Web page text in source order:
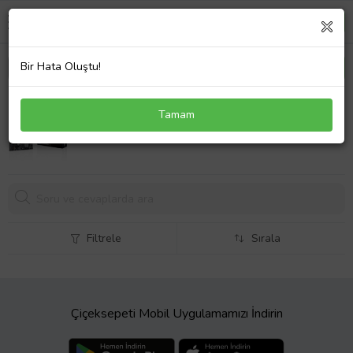
ASUS PRIME H510M-F R3.0 DDR4 HDMI PCIE 3.0
3707,46 TL
Filtrele Sırala
Çiçeksepeti Mobil Uygulamamızı İndirin
Bir Hata Oluştu!
Tamam